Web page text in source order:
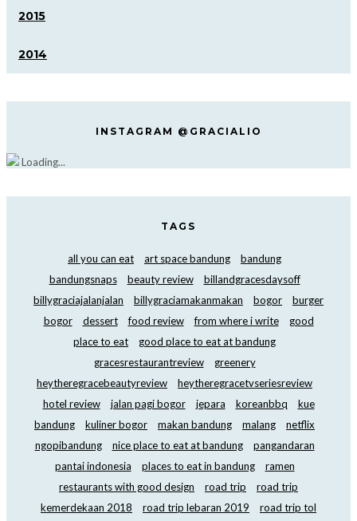
2015
2014
INSTAGRAM @GRACIALIO
Loading...
TAGS
all you can eat art space bandung
bandung
bandungsnaps
beauty review
billandgracesdaysoff
billygraciajalanjalan
billygraciamakanmakan bogor
burger
bogor
dessert food review from where i write
good
place to eat
good place to eat at bandung
gracesrestaurantreview
greenery
heytheregracebeautyreview
heytheregracetvseriesreview
hotel review
jalan pagi bogor jepara koreanbbq
kue
bandung
kuliner bogor makan bandung malang
netflix
ngopibandung
nice place to eat at bandung
pangandaran
pantai indonesia
places to eat in bandung
ramen
restaurants with good design
road trip
road trip
kemerdekaan 2018
road trip lebaran 2019
road trip tol